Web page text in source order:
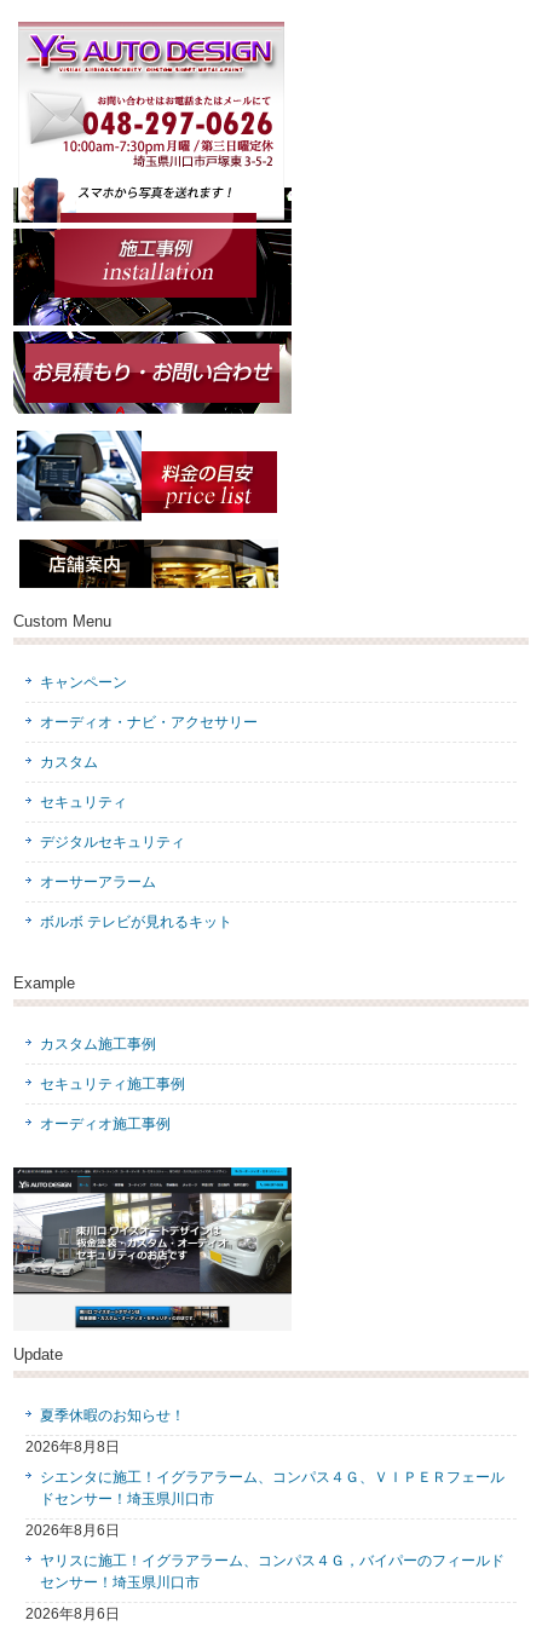
Custom Menu
キャンペーン
オーディオ・ナビ・アクセサリー
カスタム
セキュリティ
デジタルセキュリティ
オーサーアラーム
ボルボ テレビが見れるキット
Example
カスタム施工事例
セキュリティ施工事例
オーディオ施工事例
Update
夏季休暇のお知らせ！
2026年8月8日
シエンタに施工！イグラアラーム、コンパス４Ｇ、ＶＩＰＥＲフェール
ドセンサー！埼玉県川口市
2026年8月6日
ヤリスに施工！イグラアラーム、コンパス４Ｇ，バイパーのフィールド
センサー！埼玉県川口市
2026年8月6日